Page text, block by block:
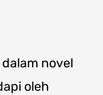
novel
oleh